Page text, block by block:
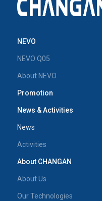
NEVO
NEVO Q05
About NEVO
Promotion
News & Activities
News
Activities
About CHANGAN
About Us
Our Technologies